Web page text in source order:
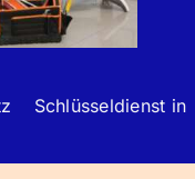
Schlüsseldienst in